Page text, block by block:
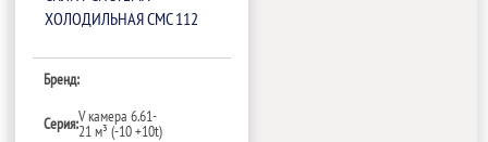
ХОЛОДИЛЬНАЯ СМС 112
Бренд:
Серия:V камера 6.61-
21 м³ (-10 +10t)